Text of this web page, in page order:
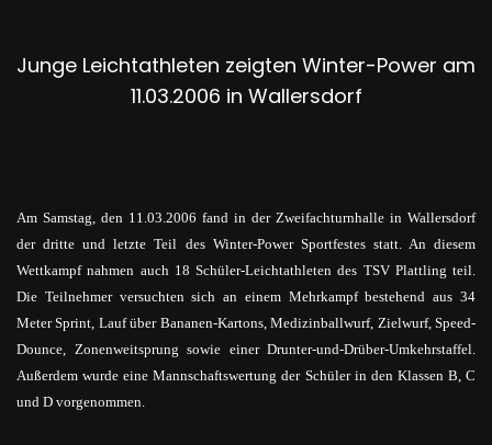
Junge Leichtathleten zeigten Winter-Power am
11.03.2006 in Wallersdorf
Am Samstag, den 11.03.2006 fand in der Zweifachturnhalle in Wallersdorf
der dritte und letzte Teil des Winter-Power Sportfestes statt. An diesem
Wettkampf nahmen auch 18 Schüler-Leichtathleten des TSV Plattling teil.
Die Teilnehmer versuchten sich an einem Mehrkampf bestehend aus 34
Meter Sprint, Lauf über Bananen-Kartons, Medizinballwurf, Zielwurf, Speed-
Dounce, Zonenweitsprung sowie einer Drunter-und-Drüber-Umkehrstaffel.
Außerdem wurde eine Mannschaftswertung der Schüler in den Klassen B, C
und D vorgenommen.